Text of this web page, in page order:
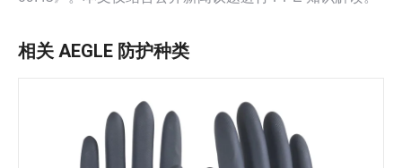
相关 AEGLE 防护种类